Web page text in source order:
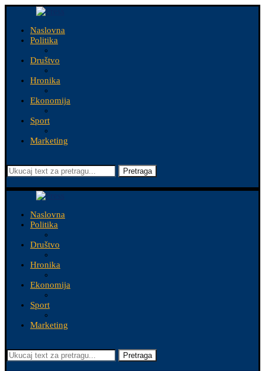
Naslovna
Politika
Društvo
Hronika
Ekonomija
Sport
Marketing
Pretraga
Naslovna
Politika
Društvo
Hronika
Ekonomija
Sport
Marketing
Pretraga